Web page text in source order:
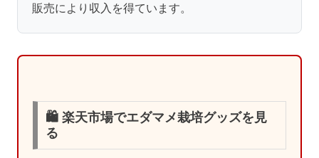
販売により収入を得ています。
🛍️ 楽天市場でエダマメ栽培グッズを見
る